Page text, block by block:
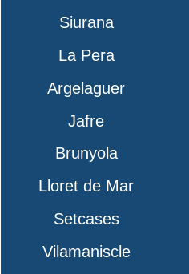
Siurana
La Pera
Argelaguer
Jafre
Brunyola
Lloret de Mar
Setcases
Vilamaniscle